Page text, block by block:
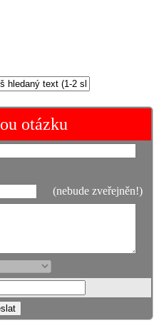
otázku
(nebude zveřejněn!)